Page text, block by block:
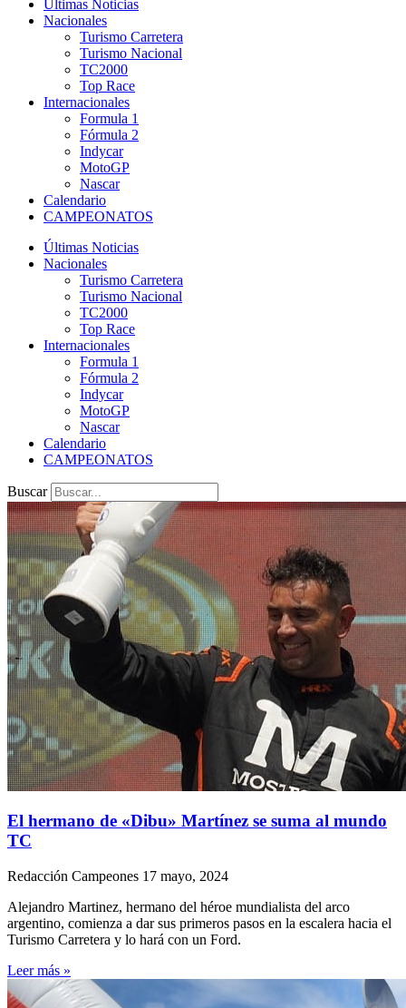
Últimas Noticias
Nacionales
Turismo Carretera
Turismo Nacional
TC2000
Top Race
Internacionales
Formula 1
Fórmula 2
Indycar
MotoGP
Nascar
Calendario
CAMPEONATOS
Últimas Noticias
Nacionales
Turismo Carretera
Turismo Nacional
TC2000
Top Race
Internacionales
Formula 1
Fórmula 2
Indycar
MotoGP
Nascar
Calendario
CAMPEONATOS
Buscar
El hermano de «Dibu» Martínez se suma al mundo
TC
Redacción Campeones 17 mayo, 2024
Alejandro Martinez, hermano del héroe mundialista del arco
argentino, comienza a dar sus primeros pasos en la escalera hacia el
Turismo Carretera y lo hará con un Ford.
Leer más »